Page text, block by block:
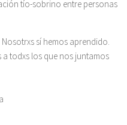
tío-sobrino entre personas
sí hemos aprendido.
a todxs los que nos juntamos